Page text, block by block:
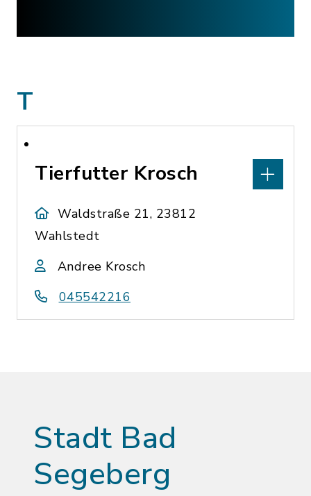
T
Tierfutter Krosch
Waldstraße 21, 23812
Wahlstedt
Andree Krosch
045542216
Stadt Bad
Segeberg